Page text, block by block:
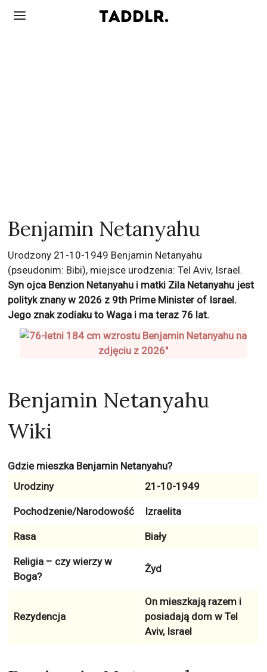
Benjamin Netanyahu
Urodzony 21-10-1949 Benjamin Netanyahu
(pseudonim: Bibi), miejsce urodzenia: Tel Aviv, Israel.
Syn ojca Benzion Netanyahu i matki Zila Netanyahu jest
polityk znany w 2026 z 9th Prime Minister of Israel.
Jego znak zodiaku toWaga i ma teraz 76 lat.
Benjamin Netanyahu
Wiki
Gdzie mieszka Benjamin Netanyahu?
Urodziny
21-10-1949
Pochodzenie/Narodowość Izraelita
Rasa Biały
Religia – czy wierzy w
Boga?
Żyd
Rezydencja
On mieszkają razem i
posiadają dom w Tel
Aviv, Israel